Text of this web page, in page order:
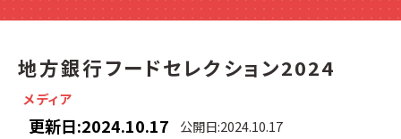
地方銀行フードセレクション2024
メディア
更新日:2024.10.17 公開日:2024.10.17